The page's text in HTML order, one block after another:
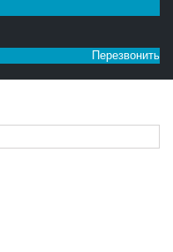
Перезвонить